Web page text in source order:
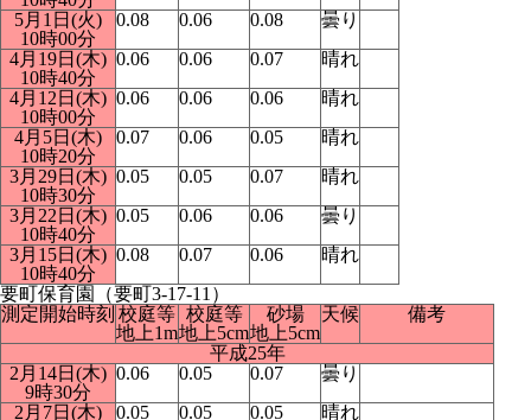
5月1日(火)
10時00分
0.08 0.06 0.08
曇り
4月19日(木)
10時40分
0.06 0.06 0.07
晴れ
4月12日(木)
10時00分
0.06 0.06 0.06
晴れ
4月5日(木)
10時20分
0.07 0.06 0.05
晴れ
3月29日(木)
10時30分
0.05 0.05 0.07
晴れ
3月22日(木)
10時40分
0.05 0.06 0.06
曇り
3月15日(木)
10時40分
0.08 0.07 0.06
晴れ
要町保育園（要町3-17-11）
測定開始時刻 校庭等
地上1m
校庭等
地上5cm
砂場
地上5cm
天候
備考
平成25年
2月14日(木)
9時30分
0.06 0.05 0.07
曇り
2月7日(木)
0.05 0.05 0.05
晴れ